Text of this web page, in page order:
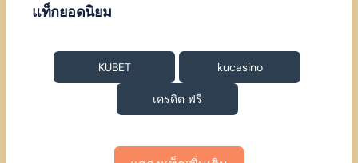
แท็กยอดนิยม
KUBET kucasino
เครดิต ฟรี